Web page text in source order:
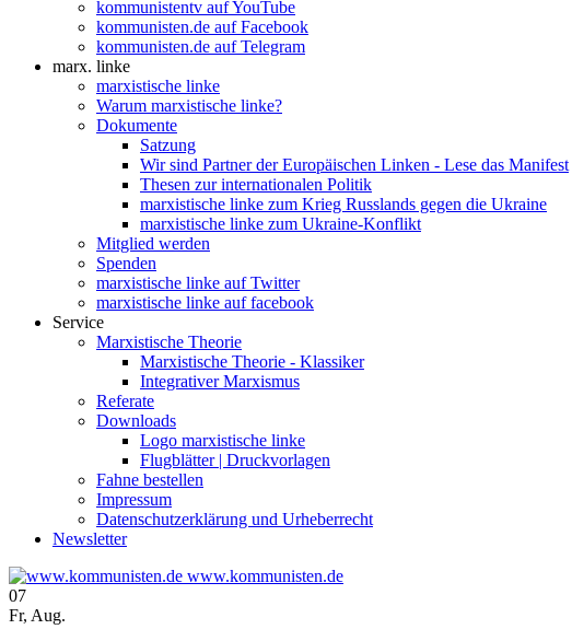
kommunistentv auf YouTube
kommunisten.de auf Facebook
kommunisten.de auf Telegram
marx. linke
marxistische linke
Warum marxistische linke?
Dokumente
Satzung
Wir sind Partner der Europäischen Linken - Lese das Manifest
Thesen zur internationalen Politik
marxistische linke zum Krieg Russlands gegen die Ukraine
marxistische linke zum Ukraine-Konflikt
Mitglied werden
Spenden
marxistische linke auf Twitter
marxistische linke auf facebook
Service
Marxistische Theorie
Marxistische Theorie - Klassiker
Integrativer Marxismus
Referate
Downloads
Logo marxistische linke
Flugblätter | Druckvorlagen
Fahne bestellen
Impressum
Datenschutzerklärung und Urheberrecht
Newsletter
www.kommunisten.de
07
Fr, Aug.